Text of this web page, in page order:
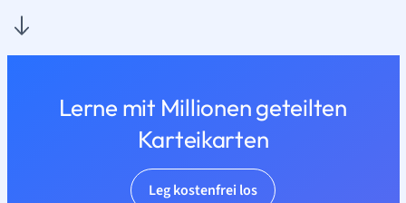
Lerne mit Millionen geteilten
Karteikarten
Leg kostenfrei los